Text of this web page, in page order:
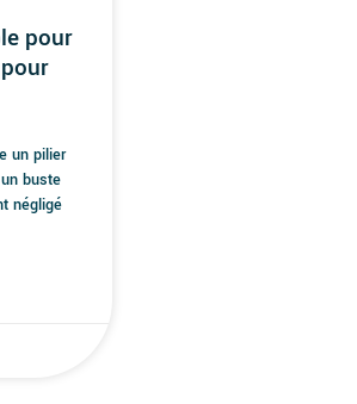
pour
un pilier
buste
négligé